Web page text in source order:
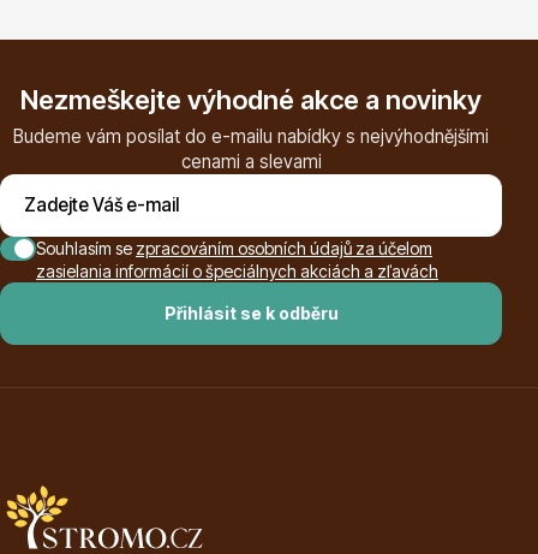
Azalky a rododendrony
Nezmeškejte výhodné akce a novinky
Budeme vám posílat do e-mailu nabídky s nejvýhodnějšími
cenami a slevami
Přihlásit se k odběru
Souhlasím se zpracováním osobních údajů za účelom
zasielania informácií o špeciálnych akciách a zľavách